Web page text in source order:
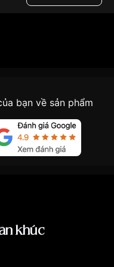
Mặt trắng
bạn về sản phẩm
khúc